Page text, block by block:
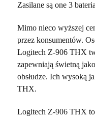
Zasilane są one 3
Mimo nieco wyższej
przez konsumentów.
Logitech Z-906 THX
zapewniają świetną
obsłudze. Ich wysoką
THX.
Logitech Z-906 THX